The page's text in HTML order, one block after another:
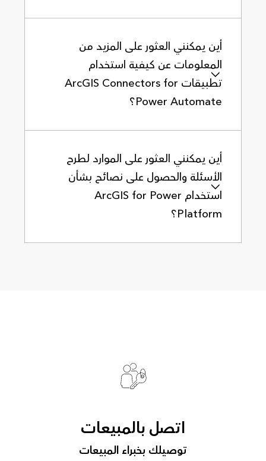
أين يمكنني العثور على المزيد من
المعلومات عن كيفية استخدام
تطبيقات ArcGIS Connectors for
Power Automate؟
أين يمكنني العثور على الموارد لطرح
الأسئلة والحصول على نصائح بشأن
استخدام ArcGIS for Power
Platform؟
اتصل بالمبيعات
توصيلك بخبراء المبيعات